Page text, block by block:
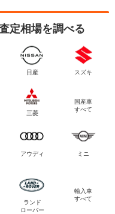
定相場を調べる
日産 スズキ
三菱
国産車
すべて
アウディ ミニ
ランド
ローバー
輸入車
すべて